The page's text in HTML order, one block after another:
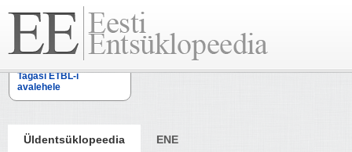
Tagasi ETBL-i
avalehele
Üldentsüklopeedia ENE